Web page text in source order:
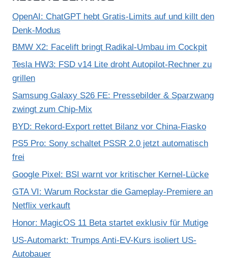
OpenAI: ChatGPT hebt Gratis-Limits auf und killt den
Denk-Modus
BMW X2: Facelift bringt Radikal-Umbau im Cockpit
Tesla HW3: FSD v14 Lite droht Autopilot-Rechner zu
grillen
Samsung Galaxy S26 FE: Pressebilder & Sparzwang
zwingt zum Chip-Mix
BYD: Rekord-Export rettet Bilanz vor China-Fiasko
PS5 Pro: Sony schaltet PSSR 2.0 jetzt automatisch
frei
Google Pixel: BSI warnt vor kritischer Kernel-Lücke
GTA VI: Warum Rockstar die Gameplay-Premiere an
Netflix verkauft
Honor: MagicOS 11 Beta startet exklusiv für Mutige
US-Automarkt: Trumps Anti-EV-Kurs isoliert US-
Autobauer